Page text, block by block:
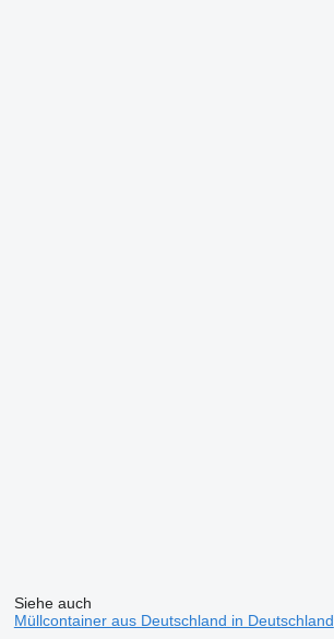
Siehe auch
Müllcontainer aus Deutschland in Deutschland